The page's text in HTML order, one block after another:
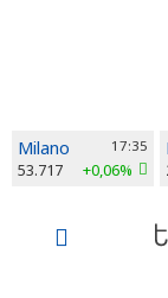
Milano 17:35
53.717 +0,06%